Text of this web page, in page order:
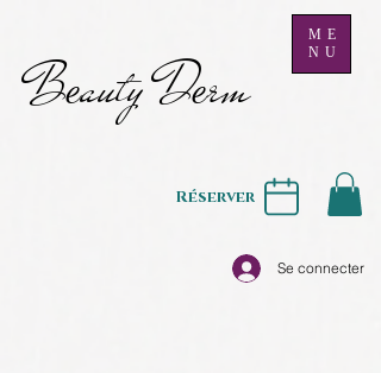
Beauty Derm
ME
NU
Se connecter
Réserver